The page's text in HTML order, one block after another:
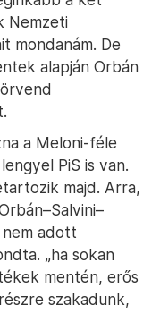
Nemzeti
mondanám. De
alapján Orbán
a Meloni-féle
PiS is van.
majd. Arra,
adott
„ha sokan
mentén, erős
szakadunk,